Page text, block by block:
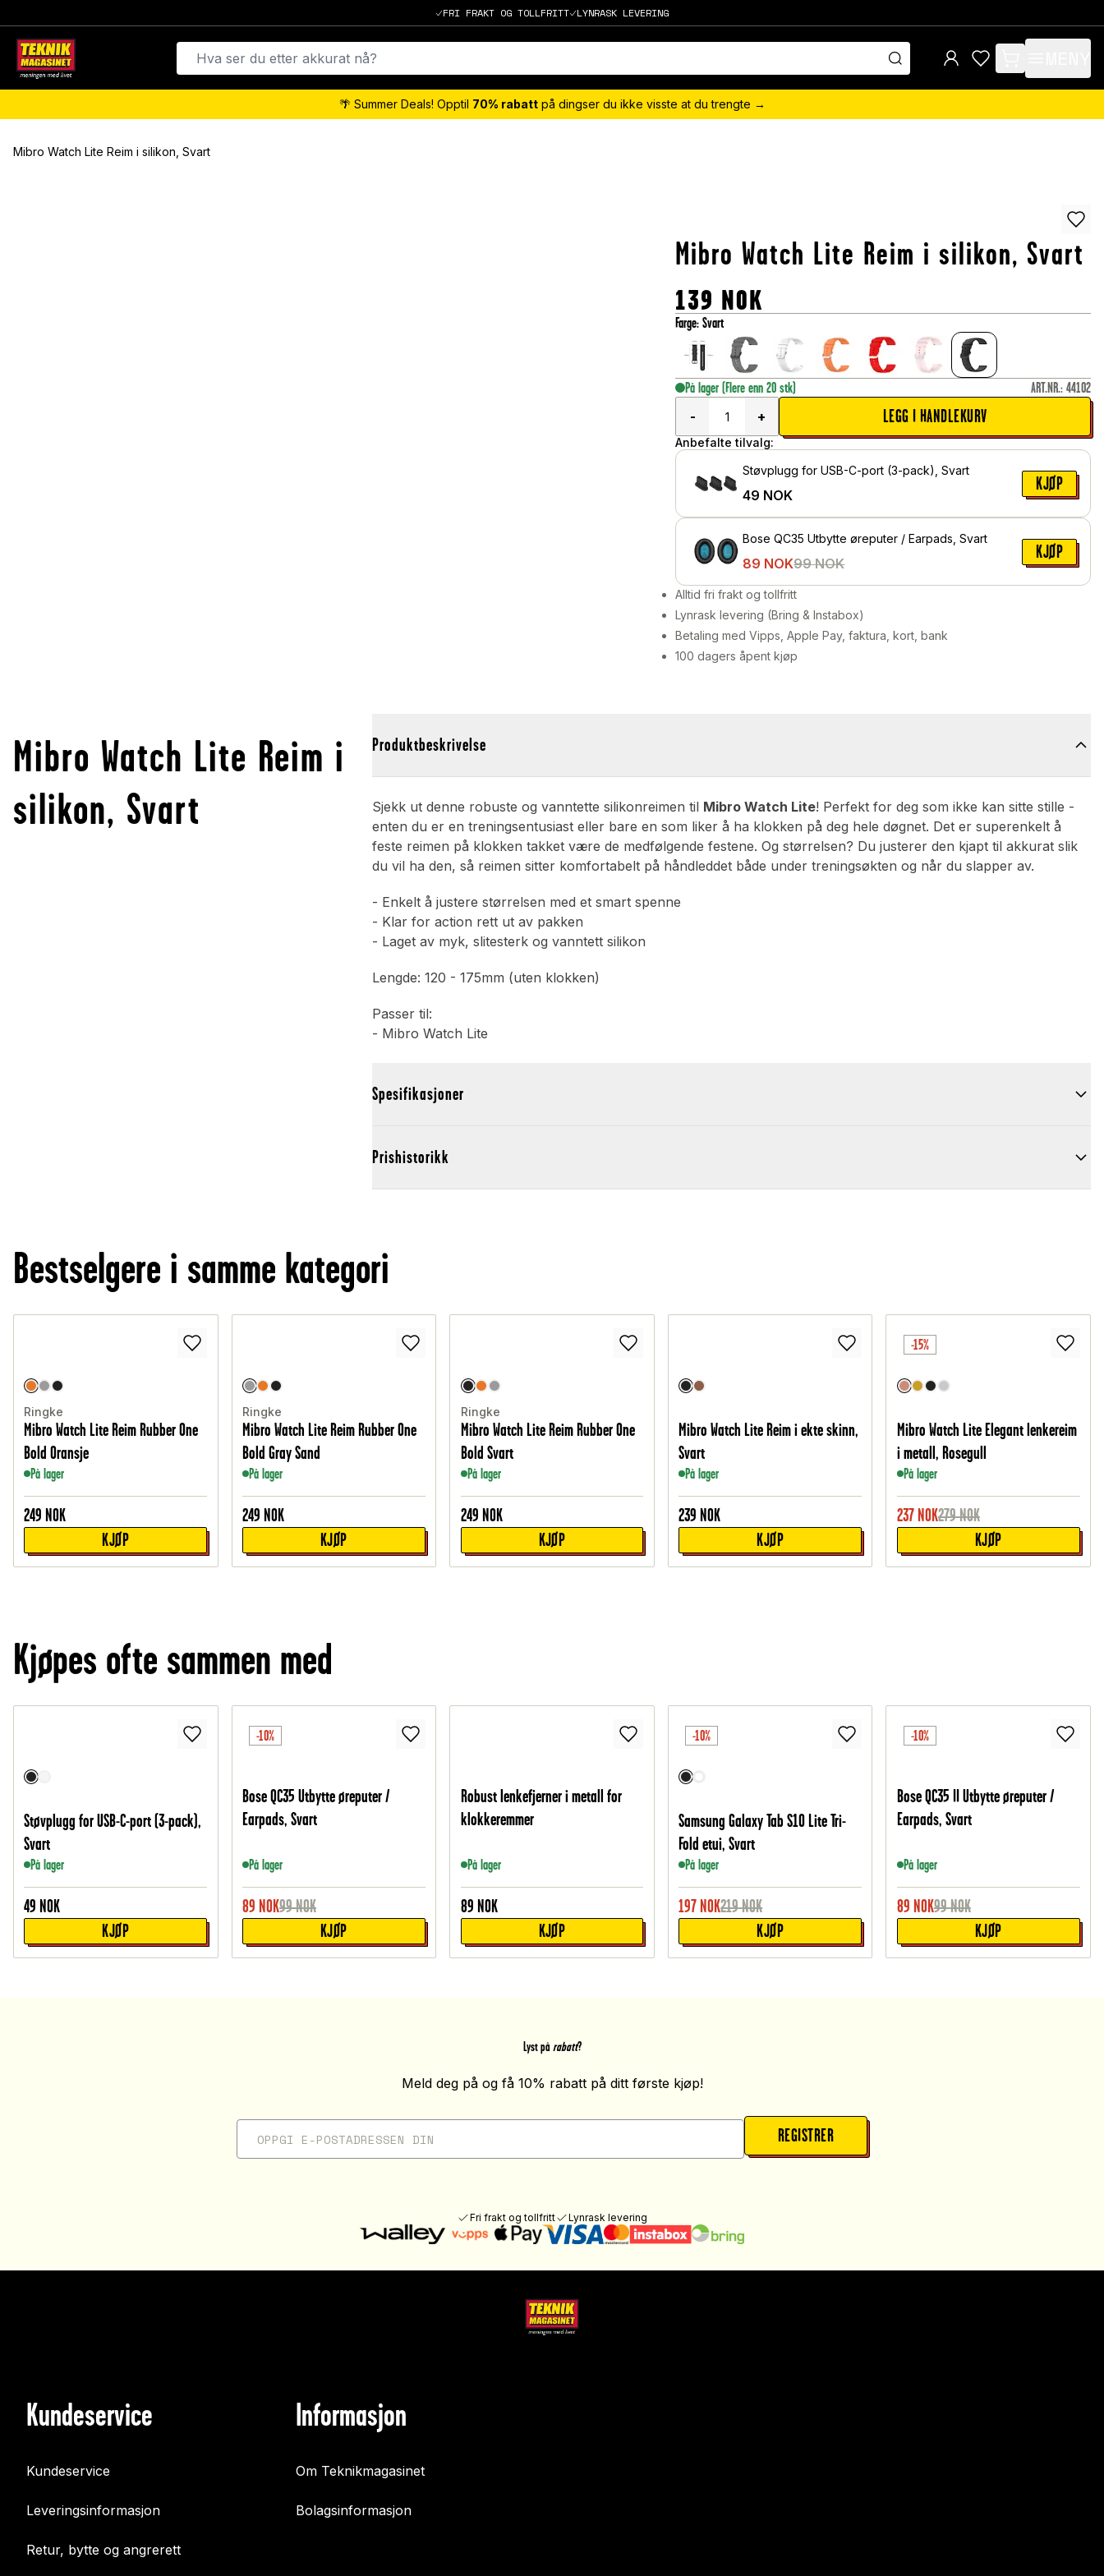
FRI FRAKT OG TOLLFRITT LYNRASK LEVERING
items in cart, view
🌴 Summer Deals! Opptil 70% rabattpå dingser du ikke visste at du trengte →
Mibro Watch Lite Reim i silikon, Svart
Mibro Watch Lite Reim i silikon, Svart
139 NOK
Farge:Svart
På lager (Flere enn 20 stk) ART.NR.: 44102
-
+ LEGG I HANDLEKURV
Anbefalte tilvalg:
Støvplugg for USB-C-port (3-pack), Svart
49 NOK
KJØP
Bose QC35 Utbytte øreputer / Earpads, Svart
89 NOK99 NOK
KJØP
Alltid fri frakt og tollfritt
Lynrask levering (Bring & Instabox)
Betaling med Vipps, Apple Pay, faktura, kort, bank
100 dagers åpent kjøp
Mibro Watch Lite Reim i
silikon, Svart
Produktbeskrivelse
Sjekk ut denne robuste og vanntette silikonreimen til Mibro Watch Lite! Perfekt for deg som ikke kan sitte stille -
enten du er en treningsentusiast eller bare en som liker å ha klokken på deg hele døgnet. Det er superenkelt å
feste reimen på klokken takket være de medfølgende festene. Og størrelsen? Du justerer den kjapt til akkurat slik
du vil ha den, så reimen sitter komfortabelt på håndleddet både under treningsøkten og når du slapper av.
- Enkelt å justere størrelsen med et smart spenne
- Klar for action rett ut av pakken
- Laget av myk, slitesterk og vanntett silikon
Lengde: 120 - 175mm (uten klokken)
Passer til:
- Mibro Watch Lite
Spesifikasjoner
Prishistorikk
Bestselgere i samme kategori
Ringke
Mibro Watch Lite Reim Rubber One
Bold Oransje
På lager
249 NOK
KJØP
Ringke
Mibro Watch Lite Reim Rubber One
Bold Gray Sand
På lager
249 NOK
KJØP
Ringke
Mibro Watch Lite Reim Rubber One
Bold Svart
På lager
249 NOK
KJØP
Mibro Watch Lite Reim i ekte skinn,
Svart
På lager
239 NOK
KJØP
-15%
Mibro Watch Lite Elegant lenkereim
i metall, Rosegull
På lager
237 NOK279NOK
KJØP
Kjøpes ofte sammen med
Støvplugg for USB-C-port (3-pack),
Svart
På lager
49 NOK
KJØP
-10%
Bose QC35 Utbytte øreputer /
Earpads, Svart
På lager
89 NOK99NOK
KJØP
Robust lenkefjerner i metall for
klokkeremmer
På lager
89 NOK
KJØP
-10%
Samsung Galaxy Tab S10 Lite Tri-
Fold etui, Svart
På lager
197 NOK219NOK
KJØP
-10%
Bose QC35 II Utbytte øreputer /
Earpads, Svart
På lager
89 NOK99NOK
KJØP
Lyst på rabatt?
Meld deg på og få 10% rabatt på ditt første kjøp!
REGISTRER
Fri frakt og tollfritt Lynrask levering
Kundeservice
Kundeservice
Leveringsinformasjon
Retur, bytte og angrerett
Informasjon
Om Teknikmagasinet
Bolagsinformasjon